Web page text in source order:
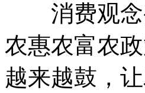
消费观念
农惠农富农
越来越鼓，